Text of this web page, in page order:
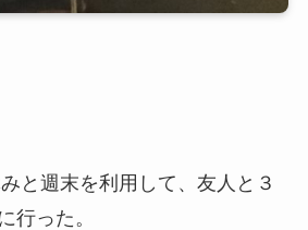
と週末を利用して、友人と３
行った。